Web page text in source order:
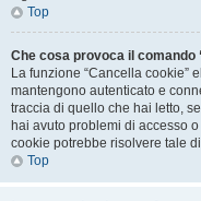
Top
Che cosa provoca il comando
La funzione “Cancella cookie”
mantengono autenticato e
traccia di quello che hai letto,
hai avuto problemi di accesso
cookie potrebbe risolvere tale
Top